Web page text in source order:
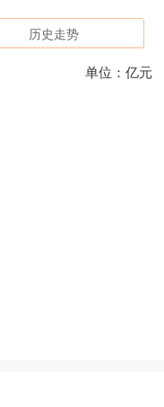
历史走势
单位：亿元